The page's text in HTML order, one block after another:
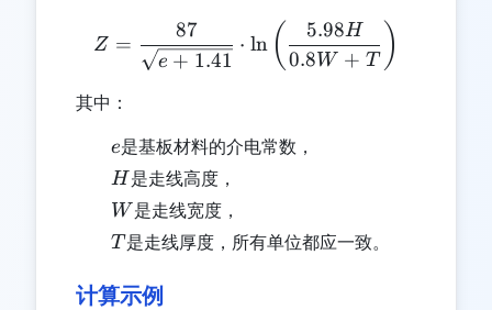
Z = \frac{87}{\sqrt{e +
Z =
e + 1.41
87
⋅ ln ( 0.8W + T
5.98H )
其中：
e
e是基板材料的介电常数，
H
H 是走线高度，
W
W 是走线宽度，
T
T 是走线厚度，所有单位都应一致。
计算示例